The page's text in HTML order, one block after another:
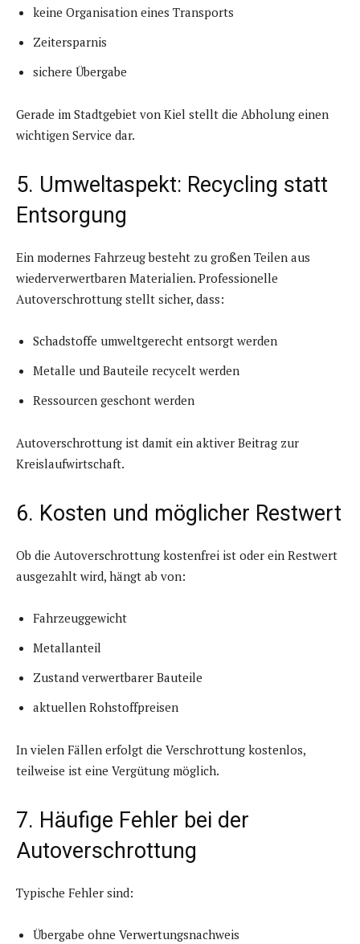
keine Organisation eines Transports
Zeitersparnis
sichere Übergabe
Gerade im Stadtgebiet von Kiel stellt die Abholung einen
wichtigen Service dar.
5. Umweltaspekt: Recycling statt
Entsorgung
Ein modernes Fahrzeug besteht zu großen Teilen aus
wiederverwertbaren Materialien. Professionelle
Autoverschrottung stellt sicher, dass:
Schadstoffe umweltgerecht entsorgt werden
Metalle und Bauteile recycelt werden
Ressourcen geschont werden
Autoverschrottung ist damit ein aktiver Beitrag zur
Kreislaufwirtschaft.
6. Kosten und möglicher Restwert
Ob die Autoverschrottung kostenfrei ist oder ein Restwert
ausgezahlt wird, hängt ab von:
Fahrzeuggewicht
Metallanteil
Zustand verwertbarer Bauteile
aktuellen Rohstoffpreisen
In vielen Fällen erfolgt die Verschrottung kostenlos,
teilweise ist eine Vergütung möglich.
7. Häufige Fehler bei der
Autoverschrottung
Typische Fehler sind:
Übergabe ohne Verwertungsnachweis